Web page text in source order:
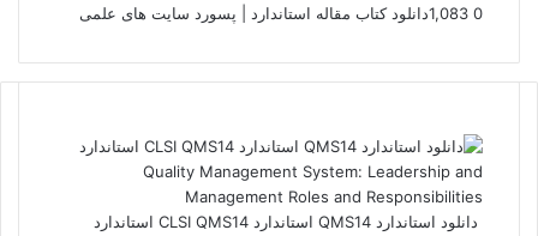
دانلود کتاب مقاله استاندارد | پسورد سایت های علمی 0
دانلود استاندارد QMS14 استاندارد CLSI QMS14 استاندارد